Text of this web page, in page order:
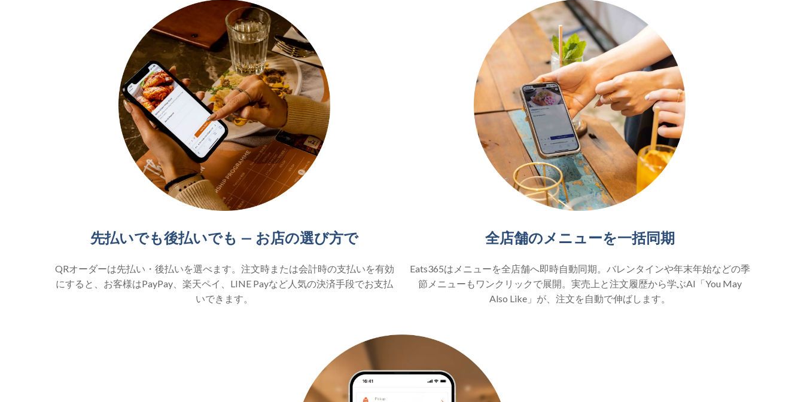
先払いでも後払いでも — お店の選び方で
QRオーダーは先払い・後払いを選べます。注文時または会計時の支払いを有効
にすると、お客様はPayPay、楽天ペイ、LINE Payなど人気の決済手段でお支払
いできます。
全店舗のメニューを一括同期
Eats365はメニューを全店舗へ即時自動同期。バレンタインや年末年始などの季
節メニューもワンクリックで展開。実売上と注文履歴から学ぶAI「You May
Also Like」が、注文を自動で伸ばします。